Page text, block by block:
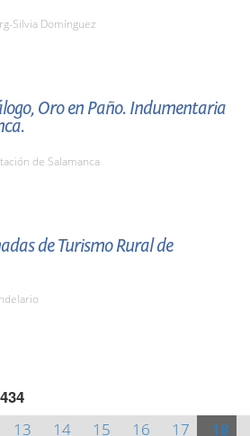
Silvia Domínguez
Oro en Paño. Indumentaria
de Salamanca
de Turismo Rural de
434
13 14 15 16 17 18